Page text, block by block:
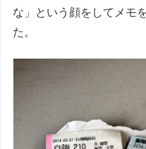
な」という顔をしてメモ
た。